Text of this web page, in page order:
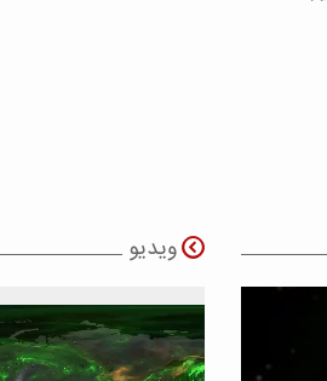
ویدیو